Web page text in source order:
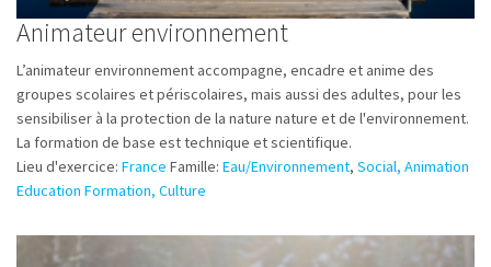
Animateur environnement
L’animateur environnement accompagne, encadre et anime des
groupes scolaires et périscolaires, mais aussi des adultes, pour les
sensibiliser à la protection de la nature nature et de l'environnement.
La formation de base est technique et scientifique.
Lieu d'exercice: France Famille: Eau/Environnement, Social, Animation
Education Formation, Culture